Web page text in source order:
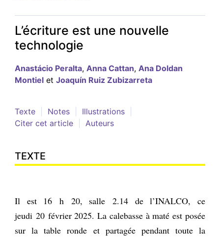
L’écriture est une nouvelle
technologie
Anastácio Peralta, Anna Cattan, Ana Doldan
Montiel et Joaquín Ruiz Zubizarreta
Texte Notes
Illustrations
Citer cet article
Auteurs
TEXTE
Il est 16 h 20, salle 2.14 de l’INALCO, ce
jeudi 20 février 2025. La calebasse à maté est posée
sur la table ronde et partagée pendant toute la